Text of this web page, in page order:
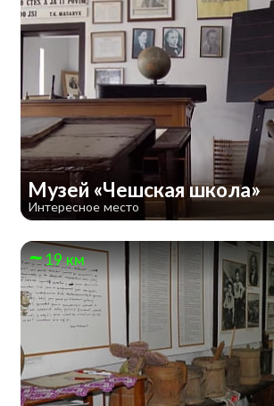
Музей «Чешская школа»
Интересное место
19 км